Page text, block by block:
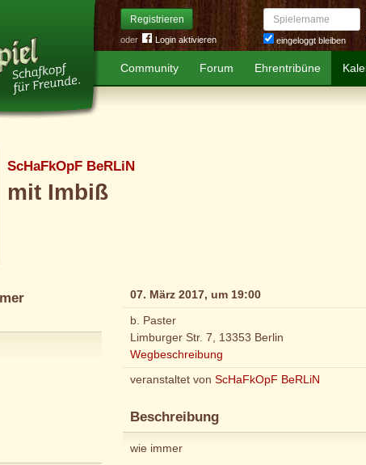
Registrieren
oder Login aktivieren
Spielername
eingeloggt bleiben
Community Forum Ehrentribüne
ScHaFkOpF BeRLiN
mit Imbiß
07. März 2017, um 19:00
b. Paster
Limburger Str. 7, 13353 Berlin
Wegbeschreibung
veranstaltet von ScHaFkOpF BeRLiN
Beschreibung
wie immer